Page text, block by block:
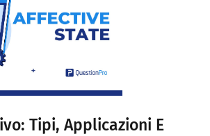
Tipi, Applicazioni E